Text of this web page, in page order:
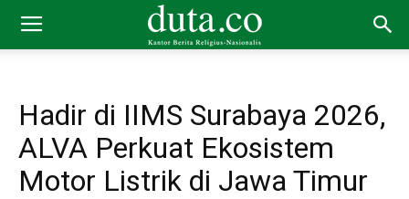
Hadir di IIMS Surabaya 2026,
ALVA Perkuat Ekosistem
Motor Listrik di Jawa Timur